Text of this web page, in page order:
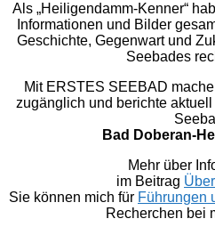
Als „Heiligendamm-Kenner“
Informationen und Bilder
Geschichte, Gegenwart und
Seebades
Mit ERSTES SEEBAD
zugänglich und berichte
Bad Doberan-
Mehr über
im Beitrag
Sie können mich für Führungen
Recherchen bei